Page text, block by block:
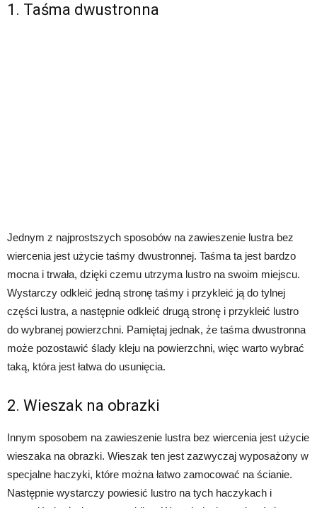
1. Taśma dwustronna
Jednym z najprostszych sposobów na zawieszenie lustra bez
wiercenia jest użycie taśmy dwustronnej. Taśma ta jest bardzo
mocna i trwała, dzięki czemu utrzyma lustro na swoim miejscu.
Wystarczy odkleić jedną stronę taśmy i przykleić ją do tylnej
części lustra, a następnie odkleić drugą stronę i przykleić lustro
do wybranej powierzchni. Pamiętaj jednak, że taśma dwustronna
może pozostawić ślady kleju na powierzchni, więc warto wybrać
taką, która jest łatwa do usunięcia.
2. Wieszak na obrazki
Innym sposobem na zawieszenie lustra bez wiercenia jest użycie
wieszaka na obrazki. Wieszak ten jest zazwyczaj wyposażony w
specjalne haczyki, które można łatwo zamocować na ścianie.
Następnie wystarczy powiesić lustro na tych haczykach i